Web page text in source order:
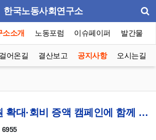
한국노동사회연구소
소소개 노동포럼 이슈페이퍼 발간물
걸어온길 결산보고 공지사항 오시는길
[회원] 1+1 회원 확대·회비 증액 캠페인에 함께 해 주세요.
6955